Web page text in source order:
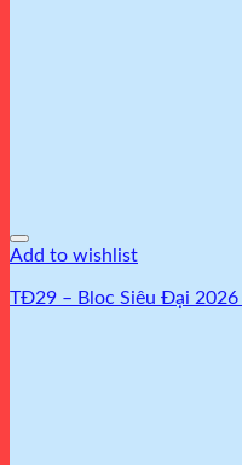
Add to wishlist
TĐ29 – Bloc Siêu Đại 2026